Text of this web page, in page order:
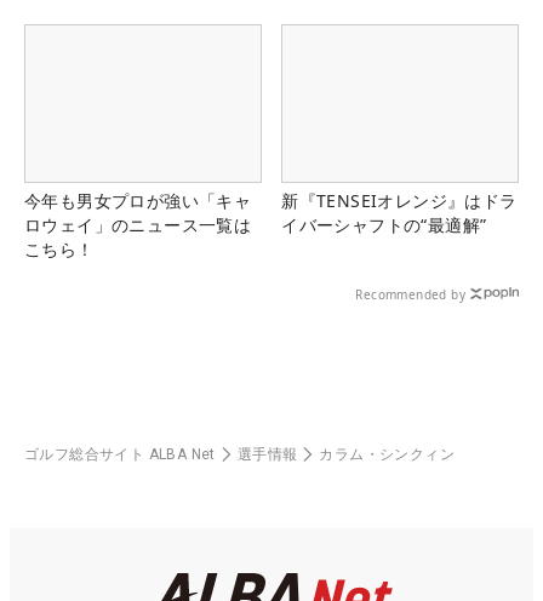
今年も男女プロが強い「キャ
ロウェイ」のニュース一覧は
こちら！
新『TENSEIオレンジ』はドラ
イバーシャフトの“最適解”
Recommended by
ゴルフ総合サイト ALBA Net 選手情報 カラム・シンクィン